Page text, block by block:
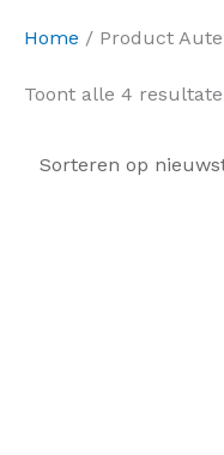
Home / Product
Toont alle 4